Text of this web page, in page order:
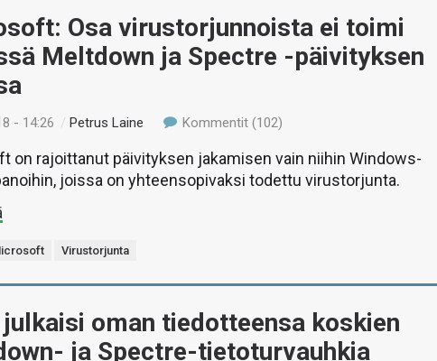
Osa virustorjunnoista ei toimi
Meltdown ja Spectre -päivityksen
- 14:26 /Petrus Laine Kommentit (102)
on rajoittanut päivityksen jakamisen vain niihin Windows-
joissa on yhteensopivaksi todettu virustorjunta.
Virustorjunta
oman tiedotteensa koskien
ja Spectre-tietoturvauhkia